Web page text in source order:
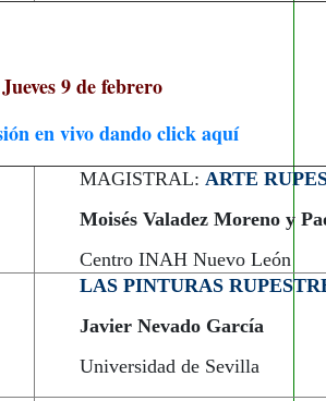
Jueves 9 de febrero
en vivo dando click aquí
MAGISTRAL: ARTE
Moisés Valadez Moreno y
Centro INAH Nuevo León
LAS PINTURAS
Javier Nevado García
Universidad de Sevilla